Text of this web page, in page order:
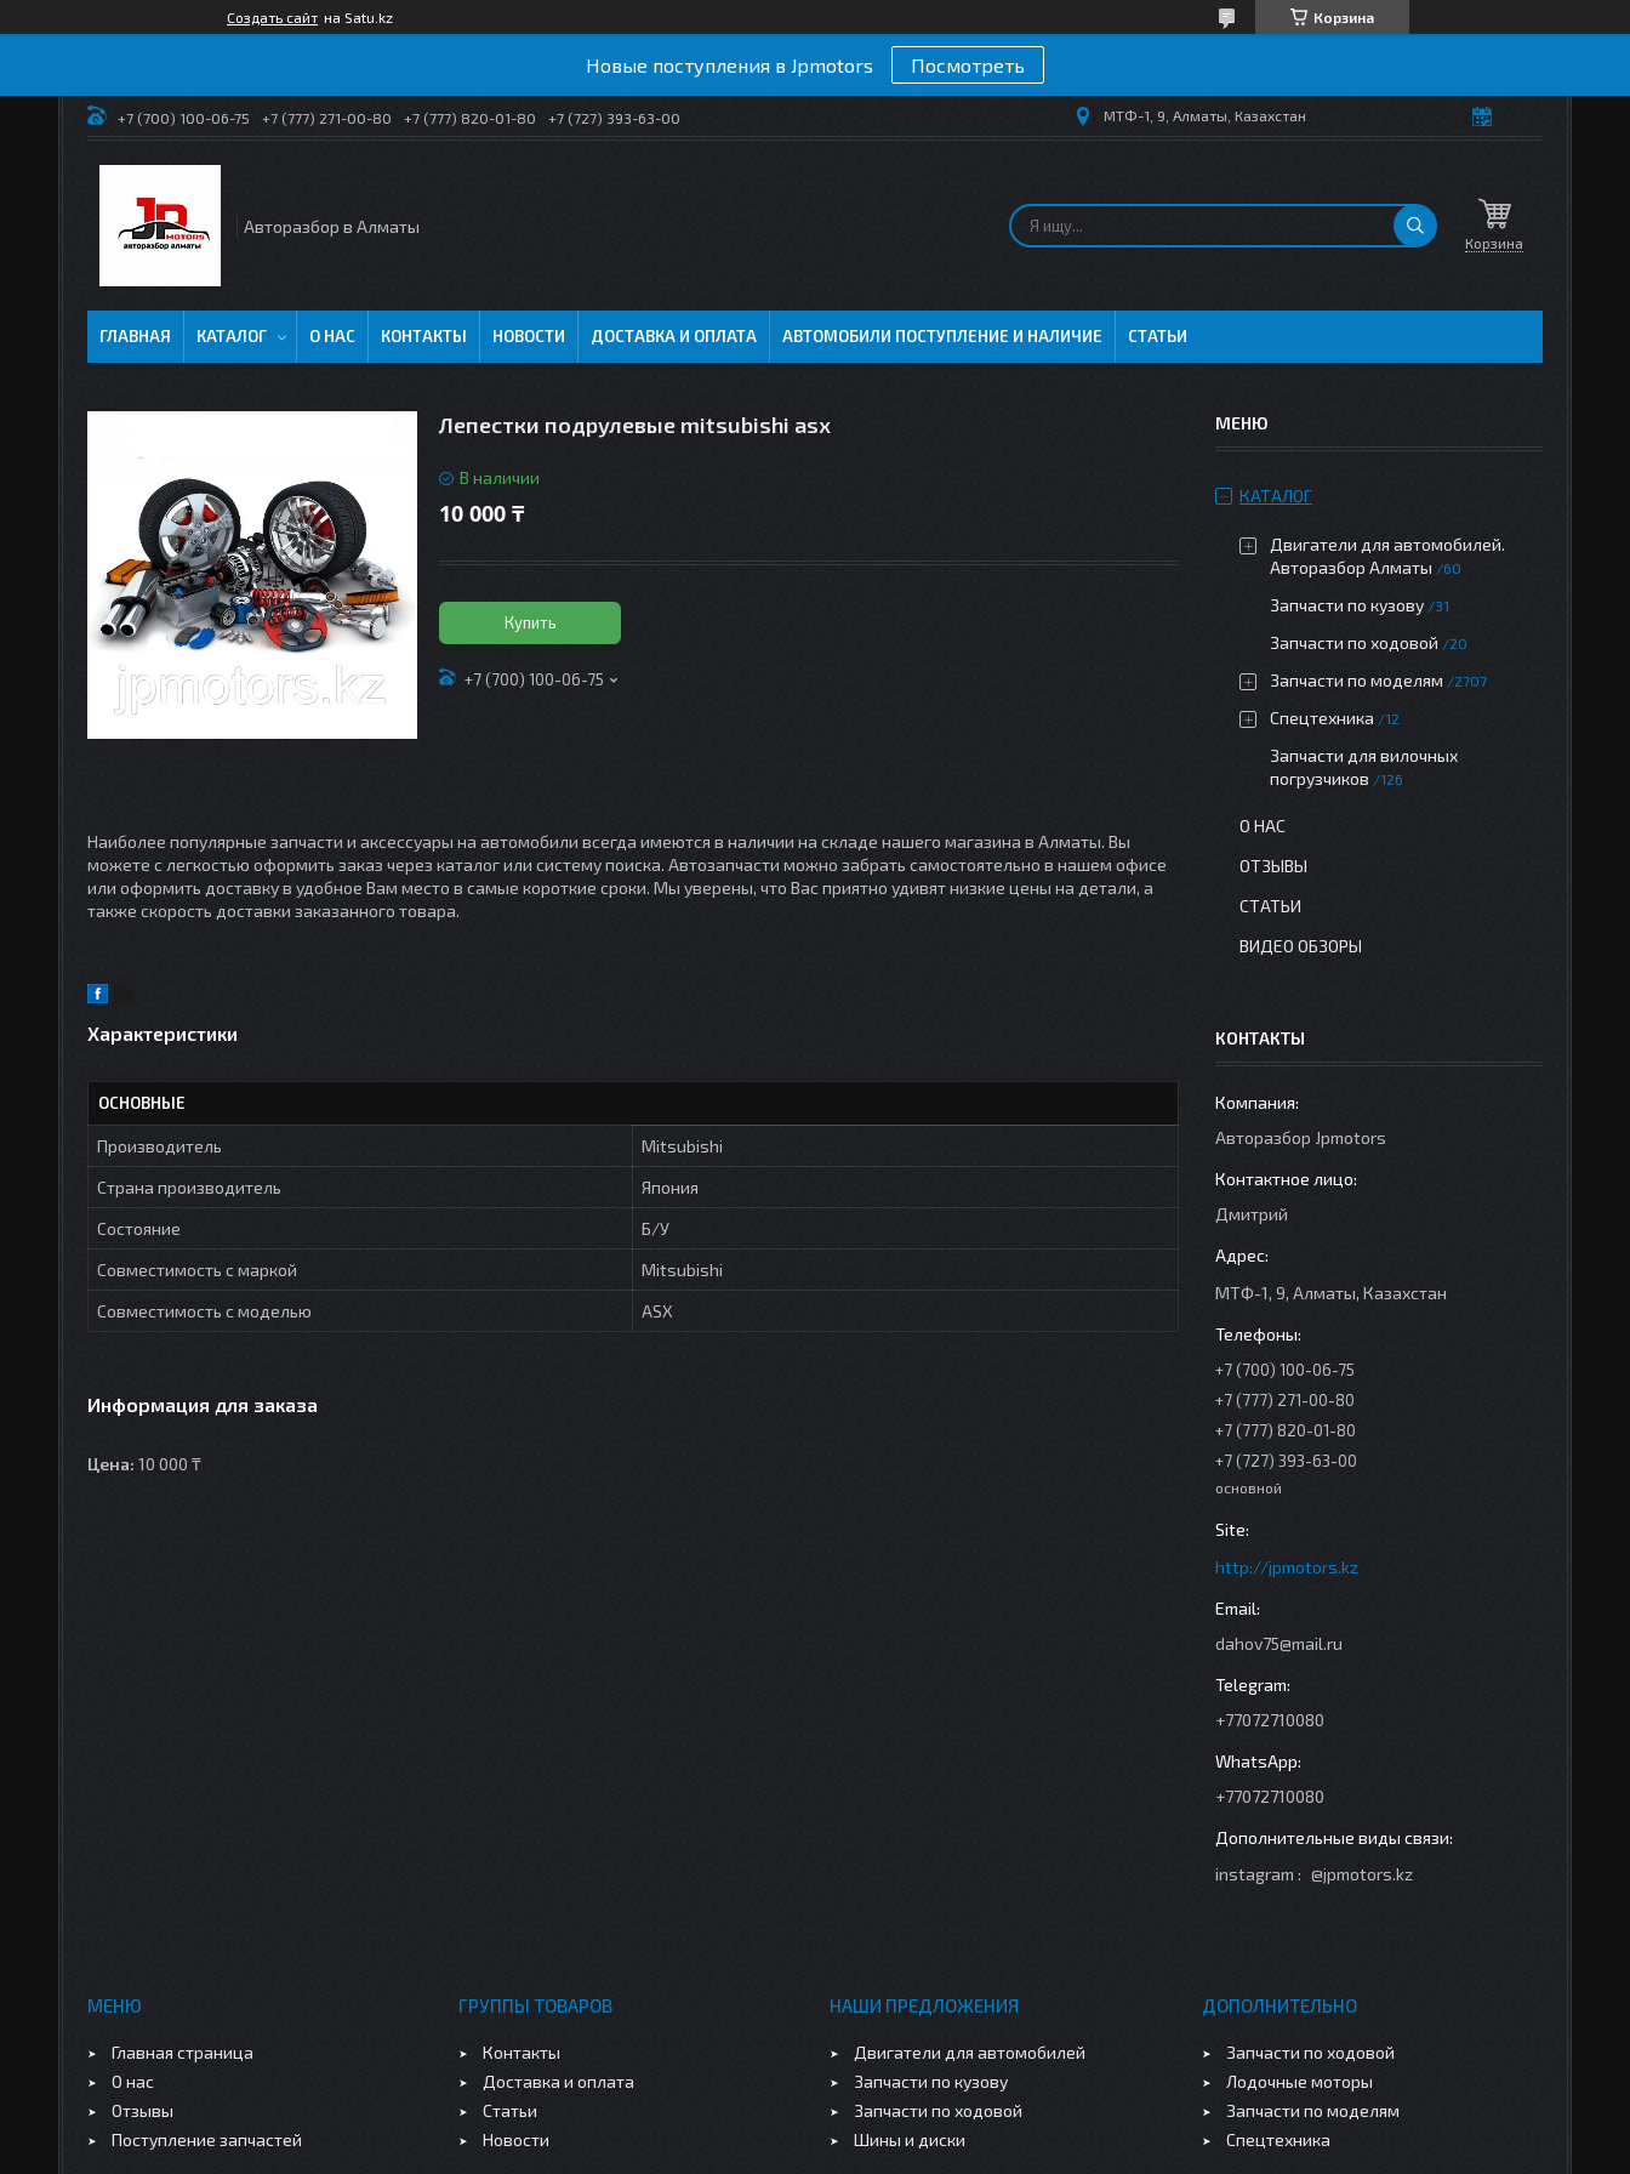
Создать сайт на Satu.kz Корзина
Новые поступления в Jpmotors Посмотреть
+7 (700) 100-06-75 +7 (777) 271-00-80 +7 (777) 820-01-80 +7 (727) 393-63-00 МТФ-1, 9, Алматы, Казахстан
Авторазбор в Алматы
Корзина
ГЛАВНАЯ КАТАЛОГ О НАС КОНТАКТЫ НОВОСТИ ДОСТАВКА И ОПЛАТА АВТОМОБИЛИ ПОСТУПЛЕНИЕ И НАЛИЧИЕ СТАТЬИ
Лепестки подрулевые mitsubishi asx
В наличии
10 000 ₸
Купить
+7 (700) 100-06-75
Наиболее популярные запчасти и аксессуары на автомобили всегда имеются в наличии на складе нашего магазина в Алматы. Вы
можете с легкостью оформить заказ через каталог или систему поиска. Автозапчасти можно забрать самостоятельно в нашем офисе
или оформить доставку в удобное Вам место в самые короткие сроки. Мы уверены, что Вас приятно удивят низкие цены на детали, а
также скорость доставки заказанного товара.
Характеристики
ОСНОВНЫЕ
Производитель
Mitsubishi
Страна производитель
Япония
Состояние
Б/У
Совместимость с маркой
Mitsubishi
Совместимость с моделью
ASX
Информация для заказа
Цена: 10 000 ₸
КАТАЛОГ
Двигатели для автомобилей.
Авторазбор Алматы
60
Запчасти по кузову 31
Запчасти по ходовой 20
Запчасти по моделям 2707
Спецтехника 12
Запчасти для вилочных
погрузчиков
126
О НАС
ОТЗЫВЫ
СТАТЬИ
ВИДЕО ОБЗОРЫ
КОНТАКТЫ
Авторазбор Jpmotors
Дмитрий
МТФ-1, 9, Алматы, Казахстан
+7 (700) 100-06-75
+7 (777) 271-00-80
+7 (777) 820-01-80
+7 (727) 393-63-00
основной
http://jpmotors.kz
dahov75@mail.ru
+77072710080
+77072710080
instagram @jpmotors.kz
МЕНЮ
Главная страница
О нас
Отзывы
Поступление запчастей
ГРУППЫ ТОВАРОВ
Контакты
Доставка и оплата
Статьи
Новости
НАШИ ПРЕДЛОЖЕНИЯ
Двигатели для автомобилей
Запчасти по кузову
Запчасти по ходовой
Шины и диски
ДОПОЛНИТЕЛЬНО
Запчасти по ходовой
Лодочные моторы
Запчасти по моделям
Спецтехника